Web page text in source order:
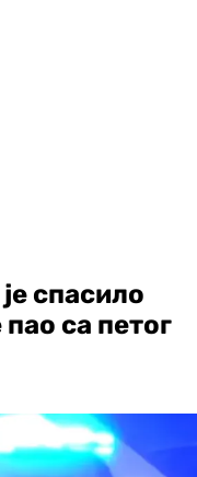
спасило
пао са петог